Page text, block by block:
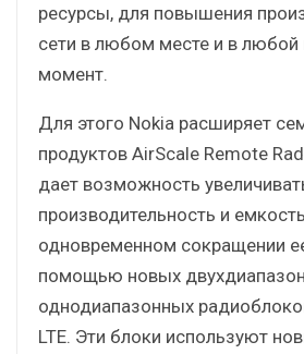
ресурсы, для повышения
сети в любом месте и в
момент.
Для этого Nokia расширяет
продуктов AirScale Remote
дает возможность
производительность и
одновременном сокращении
помощью новых
однодиапазонных
LTE. Эти блоки используют